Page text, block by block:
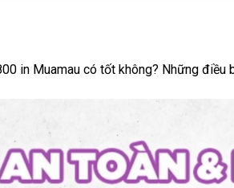
in Muamau có tốt không? Những điều